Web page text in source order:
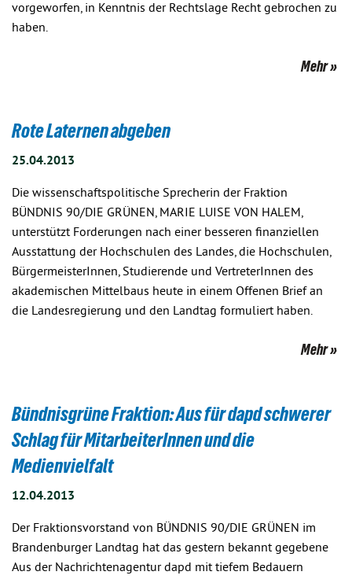
vorgeworfen, in Kenntnis der Rechtslage Recht gebrochen zu
haben.
Mehr
Rote Laternen abgeben
25.04.2013
Die wissenschaftspolitische Sprecherin der Fraktion
BÜNDNIS 90/DIE GRÜNEN, MARIE LUISE VON HALEM,
unterstützt Forderungen nach einer besseren finanziellen
Ausstattung der Hochschulen des Landes, die Hochschulen,
BürgermeisterInnen, Studierende und VertreterInnen des
akademischen Mittelbaus heute in einem Offenen Brief an
die Landesregierung und den Landtag formuliert haben.
Mehr
Bündnisgrüne Fraktion: Aus für dapd schwerer
Schlag für MitarbeiterInnen und die
Medienvielfalt
12.04.2013
Der Fraktionsvorstand von BÜNDNIS 90/DIE GRÜNEN im
Brandenburger Landtag hat das gestern bekannt gegebene
Aus der Nachrichtenagentur dapd mit tiefem Bedauern